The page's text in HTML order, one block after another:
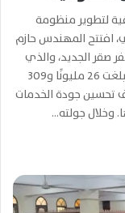
لتطوير منظومة
افتتح المهندس حازم
صقر الجديد، والذي
أُقيم على مساحة 734 مترًا مربعًا، بتكلفة إجمالية بلغت 26 مليونًا و309
تحسين جودة الخدمات
وخلال جولته…